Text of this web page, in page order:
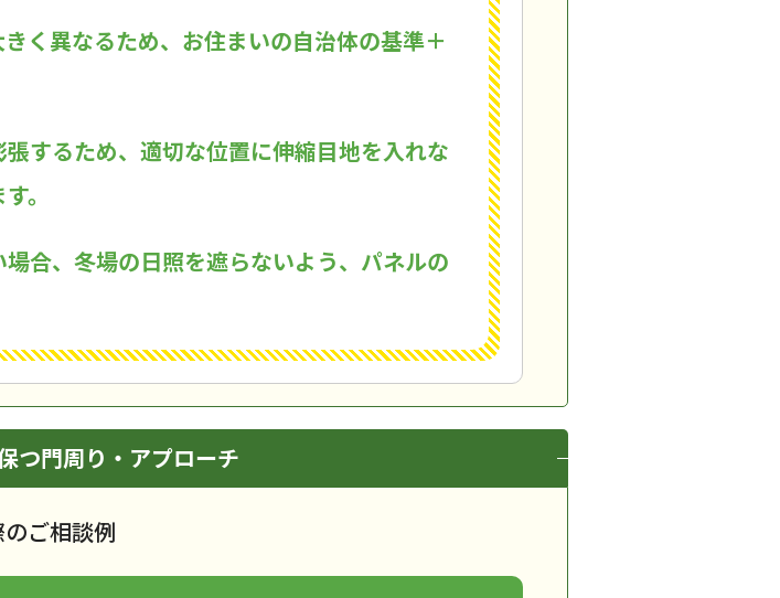
く異なるため、お住まいの自治体の基準＋
するため、適切な位置に伸縮目地を入れな
。
合、冬場の日照を遮らないよう、パネルの
つ門周り・アプローチ
ご相談例